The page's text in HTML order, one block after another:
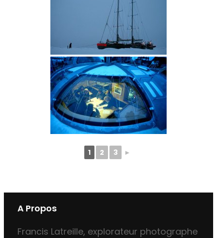
1 2 3 ►
A Propos
Francis Latreille, explorateur photographe